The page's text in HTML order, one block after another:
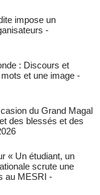
impose un
-
: Discours et
et une image -
du Grand Magal
des blessés et des
« Un étudiant, un
scrute une
au MESRI -